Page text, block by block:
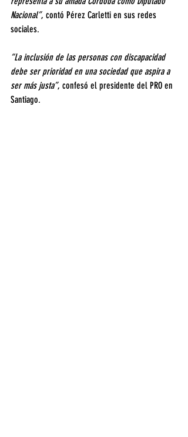
Nacional”, contó Pérez Carletti en sus redes
sociales.
“La inclusión de las personas con discapacidad
debe ser prioridad en una sociedad que aspira a
ser más justa”, confesó el presidente del PRO en
Santiago.